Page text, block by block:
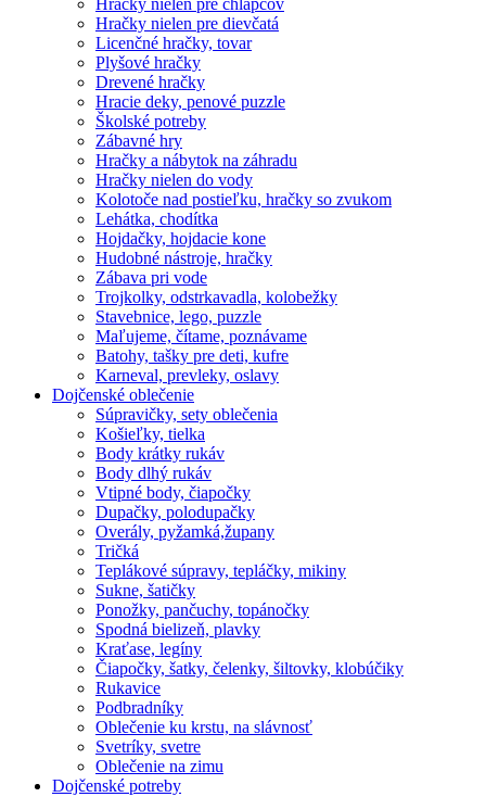
Hračky nielen pre chlapcov
Hračky nielen pre dievčatá
Licenčné hračky, tovar
Plyšové hračky
Drevené hračky
Hracie deky, penové puzzle
Školské potreby
Zábavné hry
Hračky a nábytok na záhradu
Hračky nielen do vody
Kolotoče nad postieľku, hračky so zvukom
Lehátka, chodítka
Hojdačky, hojdacie kone
Hudobné nástroje, hračky
Zábava pri vode
Trojkolky, odstrkavadla, kolobežky
Stavebnice, lego, puzzle
Maľujeme, čítame, poznávame
Batohy, tašky pre deti, kufre
Karneval, prevleky, oslavy
Dojčenské oblečenie
Súpravičky, sety oblečenia
Košieľky, tielka
Body krátky rukáv
Body dlhý rukáv
Vtipné body, čiapočky
Dupačky, polodupačky
Overály, pyžamká,župany
Tričká
Teplákové súpravy, tepláčky, mikiny
Sukne, šatičky
Ponožky, pančuchy, topánočky
Spodná bielizeň, plavky
Kraťase, legíny
Čiapočky, šatky, čelenky, šiltovky, klobúčiky
Rukavice
Podbradníky
Oblečenie ku krstu, na slávnosť
Svetríky, svetre
Oblečenie na zimu
Dojčenské potreby